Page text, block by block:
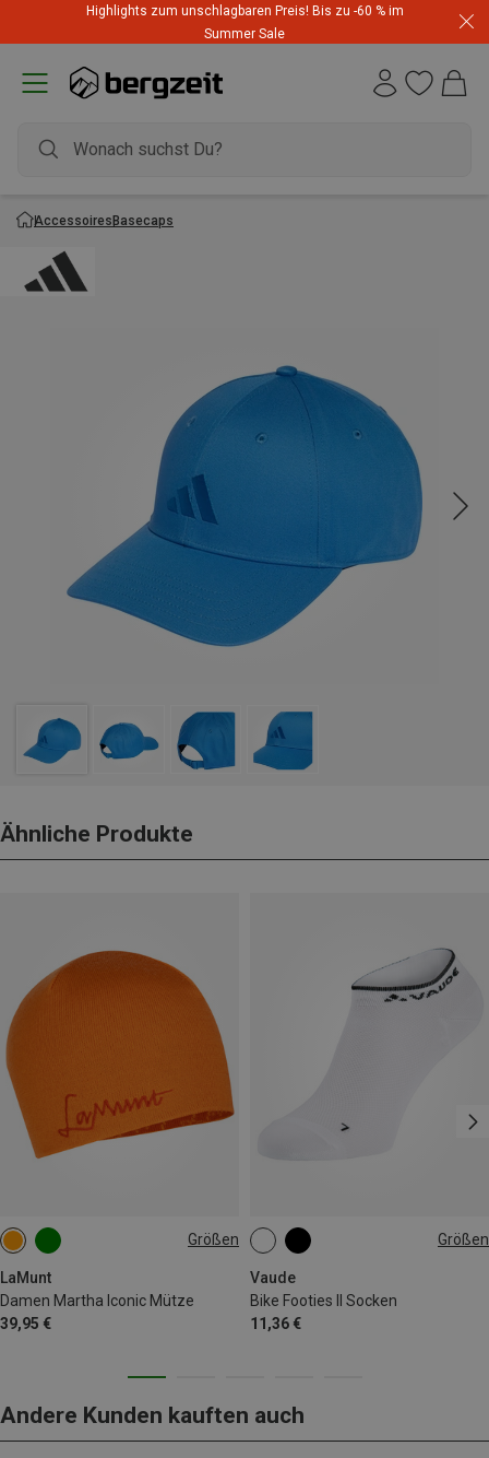
Highlights zum unschlagbaren Preis! Bis zu -60 % im
Summer Sale
AccessoiresBasecaps
Ähnliche Produkte
Größen
LaMunt
Damen Martha Iconic Mütze
39,95 €
ONE SIZE Größen
Vaude
Bike Footies II Socken
11,36 €
36|37|38
42|43|44
Andere Kunden kauften auch